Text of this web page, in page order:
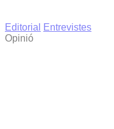
Editorial
Entrevistes
Opinió